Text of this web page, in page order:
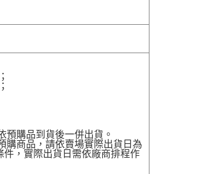
預購品到貨後一併出貨。
購商品，請依賣場實際出貨日為
，實際出貨日需依廠商排程作